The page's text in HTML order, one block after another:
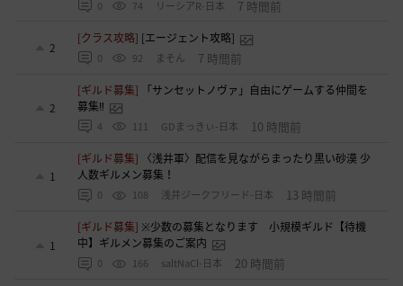
0 74 リーシアR-日本 7 時間前
2
[クラス攻略] [エージェント攻略]
0 92 まそん 7 時間前
2
[ギルド募集]
「サンセットノヴァ」自由にゲームする仲間を
募集‼️
4 111 GDまっきぃ-日本 10 時間前
1
[ギルド募集]
〈浅井軍〉配信を見ながらまったり黒い砂漠 少
人数ギルメン募集！
0 108 浅井ジークフリード-日本 13 時間前
1
[ギルド募集] ※少数の募集となります 小規模ギルド【待機
中】ギルメン募集のご案内
0 166 saltNaCl-日本 20 時間前